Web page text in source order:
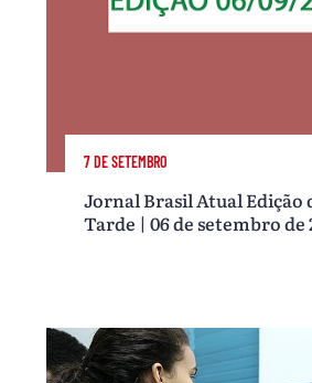
7 DE SETEMBRO
Jornal Brasil Atual Edição
Tarde | 06 de setembro de